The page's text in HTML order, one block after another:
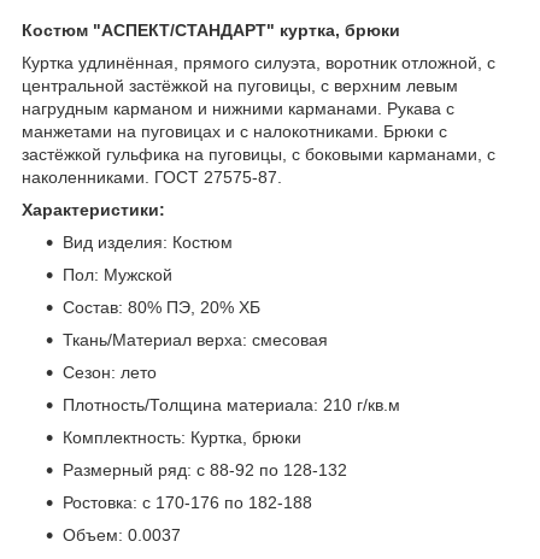
Костюм "АСПЕКТ/СТАНДАРТ" куртка, брюки
Куртка удлинённая, прямого силуэта, воротник отложной, с
центральной застёжкой на пуговицы, с верхним левым
нагрудным карманом и нижними карманами. Рукава с
манжетами на пуговицах и с налокотниками. Брюки с
застёжкой гульфика на пуговицы, с боковыми карманами, с
наколенниками. ГОСТ 27575-87.
Характеристики:
Вид изделия: Костюм
Пол: Мужской
Состав: 80% ПЭ, 20% ХБ
Ткань/Материал верха: смесовая
Сезон: лето
Плотность/Толщина материала: 210 г/кв.м
Комплектность: Куртка, брюки
Размерный ряд: с 88-92 по 128-132
Ростовка: с 170-176 по 182-188
Объем: 0.0037